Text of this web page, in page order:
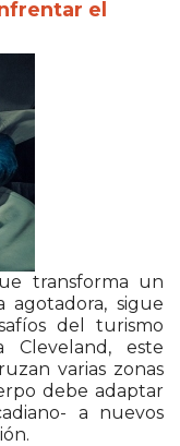
el
transforma un
agotadora, sigue
del turismo
Cleveland, este
varias zonas
debe adaptar
a nuevos